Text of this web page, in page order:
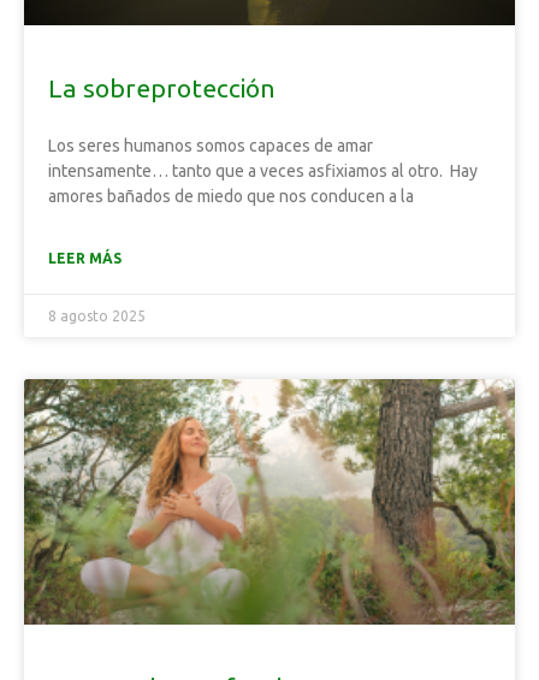
La sobreprotección
Los seres humanos somos capaces de amar
intensamente… tanto que a veces asfixiamos al otro. Hay
amores bañados de miedo que nos conducen a la
LEER MÁS
8 agosto 2025